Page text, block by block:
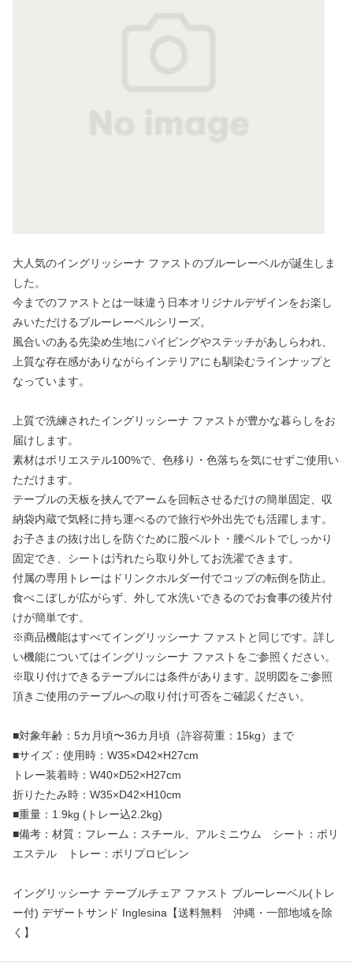
大人気のイングリッシーナ ファストのブルーレーベルが誕生しま
した。
今までのファストとは一味違う日本オリジナルデザインをお楽し
みいただけるブルーレーベルシリーズ。
風合いのある先染め生地にパイピングやステッチがあしらわれ、
上質な存在感がありながらインテリアにも馴染むラインナップと
なっています。
上質で洗練されたイングリッシーナ ファストが豊かな暮らしをお
届けします。
素材はポリエステル100%で、色移り・色落ちを気にせずご使用い
ただけます。
テーブルの天板を挟んでアームを回転させるだけの簡単固定、収
納袋内蔵で気軽に持ち運べるので旅行や外出先でも活躍します。
お子さまの抜け出しを防ぐために股ベルト・腰ベルトでしっかり
固定でき、シートは汚れたら取り外してお洗濯できます。
付属の専用トレーはドリンクホルダー付でコップの転倒を防止。
食べこぼしが広がらず、外して水洗いできるのでお食事の後片付
けが簡単です。
※商品機能はすべてイングリッシーナ ファストと同じです。詳し
い機能についてはイングリッシーナ ファストをご参照ください。
※取り付けできるテーブルには条件があります。説明図をご参照
頂きご使用のテーブルへの取り付け可否をご確認ください。
■対象年齢：5カ月頃〜36カ月頃（許容荷重：15kg）まで
■サイズ：使用時：W35×D42×H27cm
トレー装着時：W40×D52×H27cm
折りたたみ時：W35×D42×H10cm
■重量：1.9kg (トレー込2.2kg)
■備考：材質：フレーム：スチール、アルミニウム シート：ポリ
エステル トレー：ポリプロピレン
イングリッシーナ テーブルチェア ファスト ブルーレーベル(トレ
ー付) デザートサンド Inglesina【送料無料 沖縄・一部地域を除
く】